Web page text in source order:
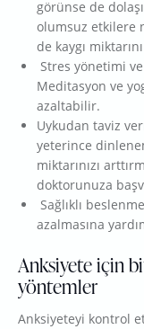
görünse de
olumsuz etkilere
de kaygı
Stres yönetimi
Meditasyon ve
azaltabilir.
Uykudan taviz
yeterince
miktarınızı
doktorunuza
Sağlıklı
azalmasına
Anksiyete için
yöntemler
Anksiyeteyi kontrol